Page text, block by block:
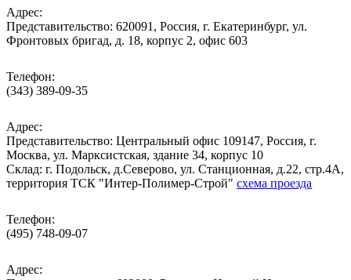
Адрес:
Представительство: 620091, Россия, г. Екатеринбург, ул.
Фронтовых бригад, д. 18, корпус 2, офис 603
Телефон:
(343) 389-09-35
Адрес:
Представительство: Центральный офис 109147, Россия, г.
Москва, ул. Марксистская, здание 34, корпус 10
Cклад: г. Подольск, д.Северово, ул. Станционная, д.22, стр.4А,
территория ТСК "Интер-Полимер-Строй" схема проезда
Телефон:
(495) 748-09-07
Адрес: